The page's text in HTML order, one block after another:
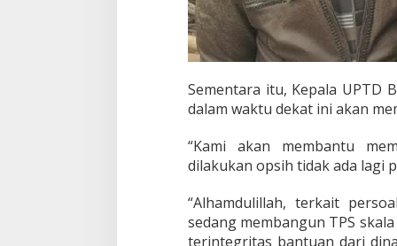
Sementara itu, Kepala UPTD
dalam waktu dekat ini akan
“Kami akan membantu
dilakukan opsih tidak ada lagi
“Alhamdulillah, terkait
sedang membangun TPS
terintegritas bantuan dari